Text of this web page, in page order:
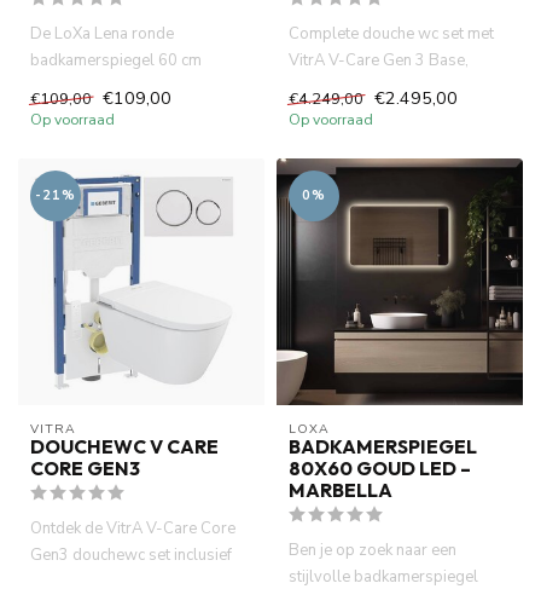
De LoXa Lena ronde
badkamerspiegel 60 cm
combineert een elegant design
met dimba...
€109,00 €109,00
Op voorraad
Complete douche wc set met
VitrA V-Care Gen 3 Base,
Geberit UP320 2025, Sigma40
...
€4.249,00 €2.495,00
Op voorraad
-21%
VITRA
DOUCHEWC V CARE
CORE GEN3
Ontdek de VitrA V-Care Core
Gen3 douchewc set inclusief
0%
LOXA
BADKAMERSPIEGEL
80X60 GOUD LED –
MARBELLA
Ben je op zoek naar een
stijlvolle badkamerspiegel